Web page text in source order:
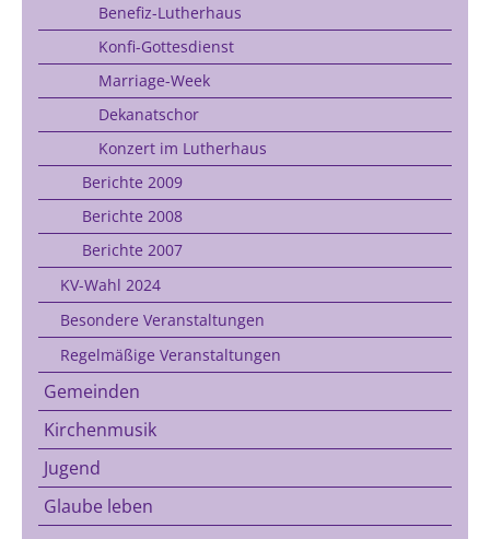
Benefiz-Lutherhaus
Konfi-Gottesdienst
Marriage-Week
Dekanatschor
Konzert im Lutherhaus
Berichte 2009
Berichte 2008
Berichte 2007
KV-Wahl 2024
Besondere Veranstaltungen
Regelmäßige Veranstaltungen
Gemeinden
Kirchenmusik
Jugend
Glaube leben